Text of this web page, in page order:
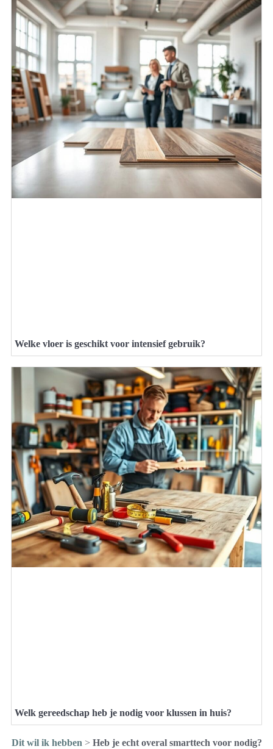
Welke vloer is geschikt voor intensief gebruik?
Welk gereedschap heb je nodig voor klussen in huis?
Dit wil ik hebben > Heb je echt overal smarttech voor nodig?